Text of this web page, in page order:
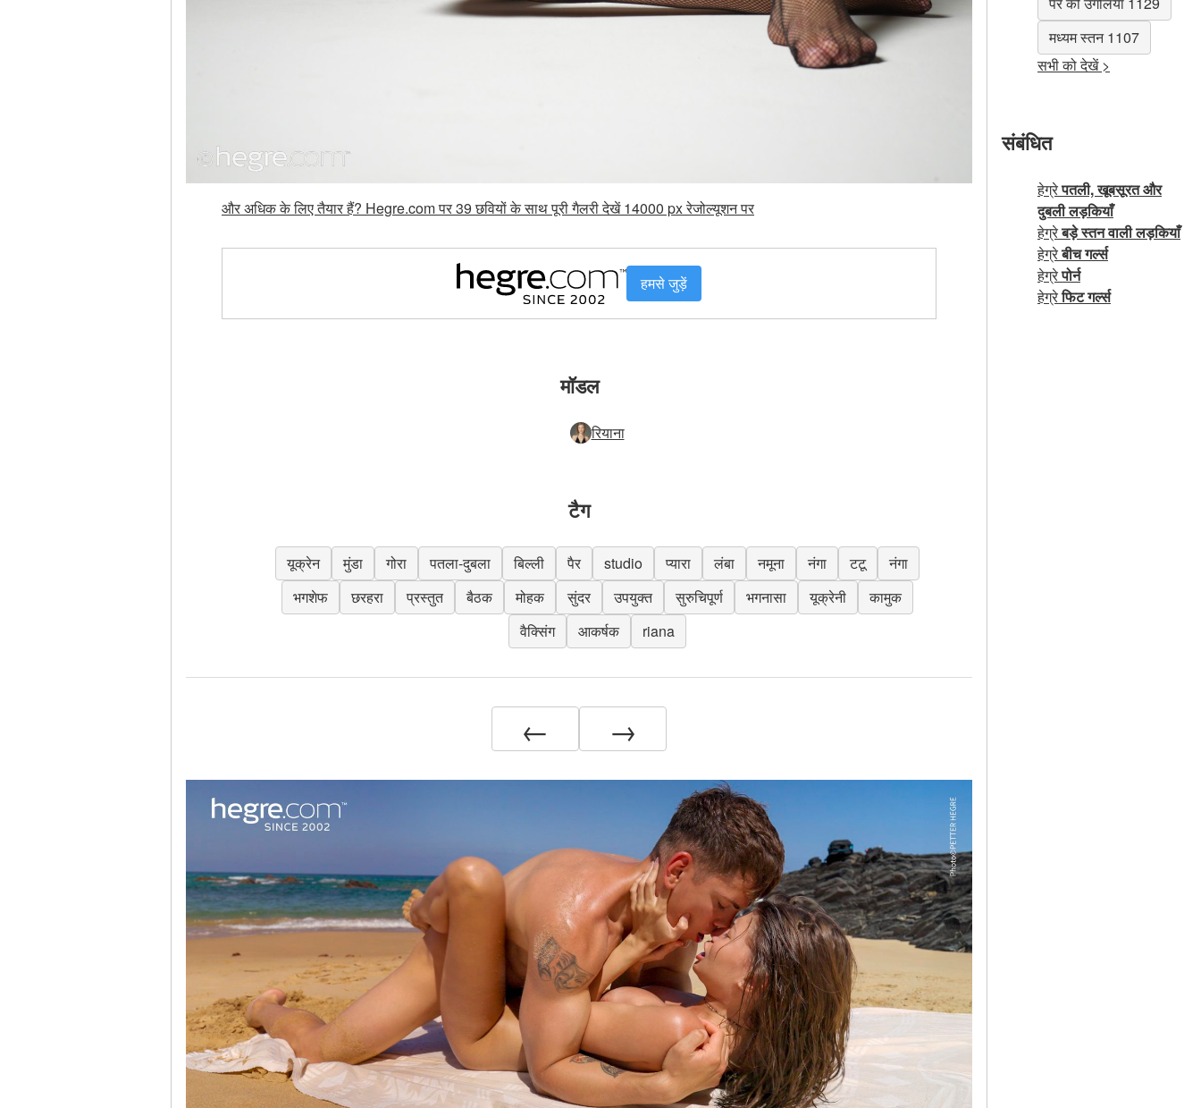
और अधिक के लिए तैयार हैं? Hegre.com पर 39 छवियों के साथ पूरी गैलरी देखें 14000 px रेजोल्यूशन पर
हमसे जुड़ें
मॉडल
रियाना
टैग
यूक्रेन मुंडा गोरा पतला-दुबला बिल्ली पैर studio प्यारा लंबा नमूना नंगा टटू
नंगा
भगशेफ
छरहरा प्रस्तुत बैठक मोहक सुंदर उपयुक्त सुरुचिपूर्ण भगनासा यूक्रेनी
कामुक
वैक्सिंग
आकर्षक riana
← →
मध्यम स्तन 1107
सभी को देखें >
संबंधित
हेग्रेपतली, खूबसूरत और
दुबली लड़कियाँ
हेग्रेबड़े स्तन वाली लड़कियाँ
हेग्रेबीच गर्ल्स
हेग्रेपोर्न
हेग्रेफिट गर्ल्स